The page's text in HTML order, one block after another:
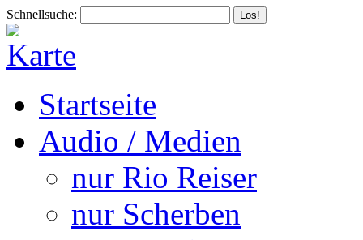
Schnellsuche:
Startseite
Audio / Medien
nur Rio Reiser
nur Scherben